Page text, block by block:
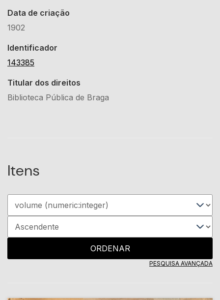
Data de criação
1902
Identificador
143385
Titular dos direitos
Biblioteca Pública de Braga
Itens
ORDENAR
PESQUISA AVANÇADA